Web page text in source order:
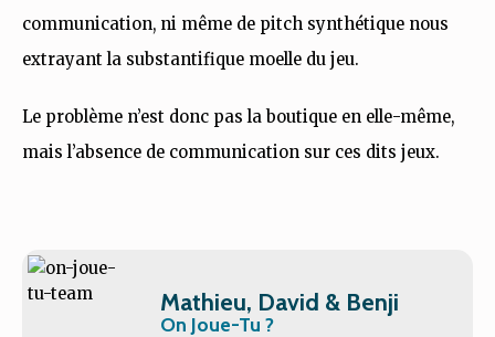
communication, ni même de pitch synthétique nous
extrayant la substantifique moelle du jeu.
Le problème n’est donc pas la boutique en elle-même,
mais l’absence de communication sur ces dits jeux.
Mathieu, David & Benji
On Joue-Tu ?